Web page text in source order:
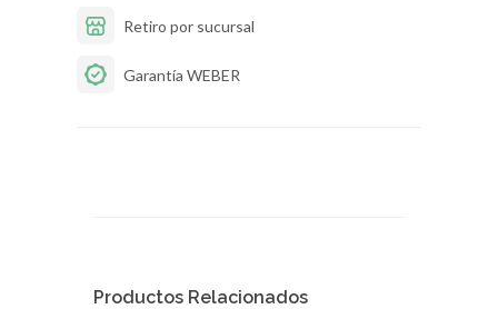
Retiro por sucursal
Garantía WEBER
Productos Relacionados